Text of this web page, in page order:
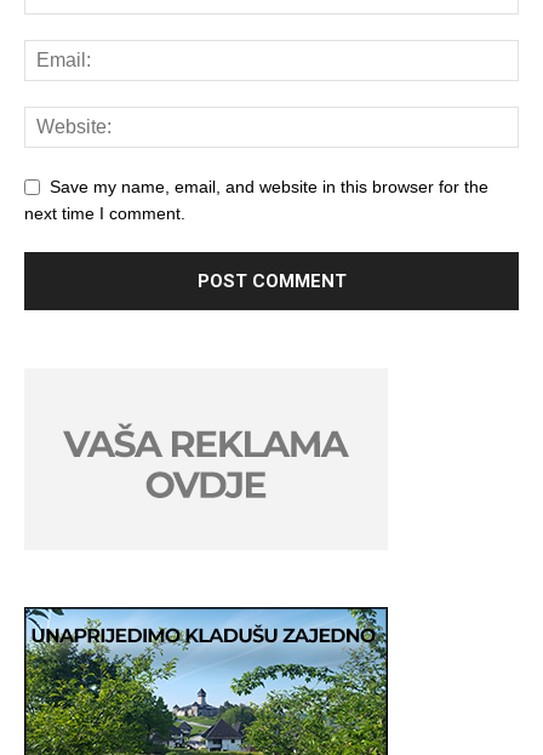
Save my name, email, and website in this browser for the
next time I comment.